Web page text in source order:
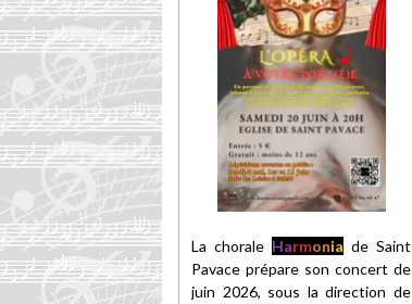
La chorale Harmonia de Saint
Pavace prépare son concert de
juin 2026, sous la direction de